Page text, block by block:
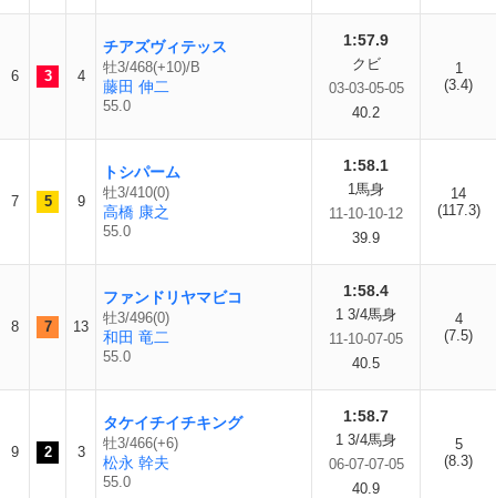
6 3 4
チアズヴィテッス
牡3/468(+10)/B
藤田 伸二
55.0
1:57.9
クビ
03-03-05-05
40.2
1
(3.4)
7 5 9
トシパーム
牡3/410(0)
高橋 康之
55.0
1:58.1
1馬身
11-10-10-12
39.9
14
(117.3)
8 7 13
ファンドリヤマビコ
牡3/496(0)
和田 竜二
55.0
1:58.4
1 3/4馬身
11-10-07-05
40.5
4
(7.5)
9 2 3
タケイチイチキング
牡3/466(+6)
松永 幹夫
55.0
1:58.7
1 3/4馬身
06-07-07-05
40.9
5
(8.3)